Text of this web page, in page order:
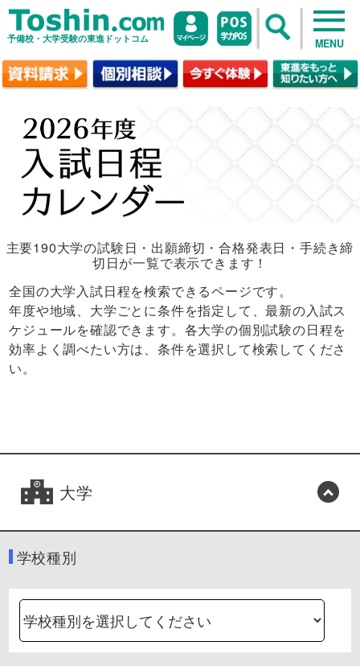
予備校・大学受験の東進ドットコム MENU
主要190大学の試験日・出願締切・合格発表日・手続き締
切日が一覧で表示できます！
全国の大学入試日程を検索できるページです。
年度や地域、大学ごとに条件を指定して、最新の入試ス
ケジュールを確認できます。各大学の個別試験の日程を
効率よく調べたい方は、条件を選択して検索してくださ
い。
大学
学校種別